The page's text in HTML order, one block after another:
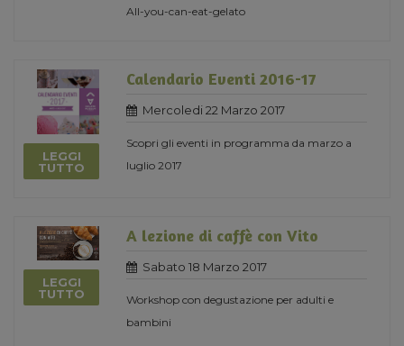
All-you-can-eat-gelato
LEGGI
TUTTO
Calendario Eventi 2016-17
Mercoledi 22 Marzo 2017
Scopri gli eventi in programma da marzo a
luglio 2017
LEGGI
TUTTO
A lezione di caffè con Vito
Sabato 18 Marzo 2017
Workshop con degustazione per adulti e
bambini